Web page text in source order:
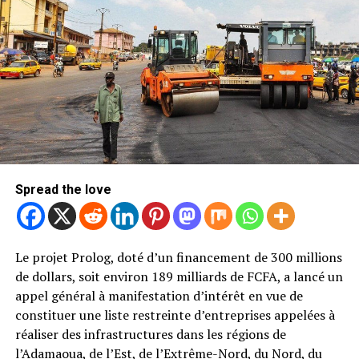
par abandonner ce projet controversé début août : «
Après avoir écouté attentivement tous les points de
vue, il est devenu clair que ce projet a créé des divisions
qui, indépendamment du niveau de soutien, ne sont plus
dans l’intérêt de l’objectif fixé au départ. Notre mission
a toujours été — et sera toujours — d’unir et d’améliorer
», a expliqué la FIFA dans un communiqué.
Résultat : l’élection présidentielle prévue le 17 mars
Un poste rarement contesté dans
l’histoire du football
Changer de président reste un événement rare à la FIFA.
Depuis le premier d’entre eux, le journaliste français
Robert Guérin, entré en fonction en 1904,
l’organisation n’a connu que neuf présidents — et
Spread the love
Le projet Prolog, doté d’un financement de 300 millions
de dollars, soit environ 189 milliards de FCFA, a lancé un
appel général à manifestation d’intérêt en vue de
constituer une liste restreinte d’entreprises appelées à
réaliser des infrastructures dans les régions de
l’Adamaoua, de l’Est, de l’Extrême-Nord, du Nord, du